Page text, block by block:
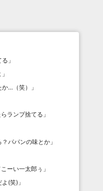
る 」
」
…（笑）
」
ランプ捨てる 」
パパンの味とか 」
ーい一太郎ぅ 」
よ(笑) 」